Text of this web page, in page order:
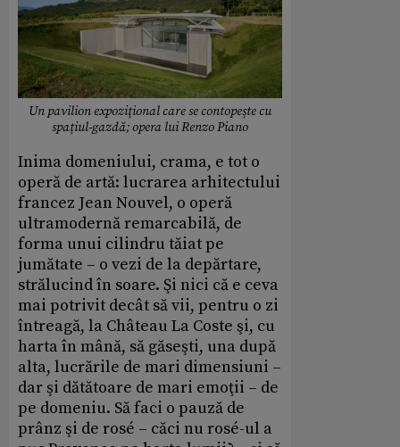
Un pavilion expoziţional care se contopeşte cu
spaţiul-gazdă; opera lui Renzo Piano
Inima domeniului, crama, e tot o
operă de artă: lucrarea arhitectului
francez Jean Nouvel, o operă
ultramodernă remarcabilă, de
forma unui cilindru tăiat pe
jumătate – o vezi de la depărtare,
strălucind în soare. Şi nici că e ceva
mai potrivit decât să vii, pentru o zi
întreagă, la Château La Coste şi, cu
harta în mână, să găseşti, una după
alta, lucrările de mari dimensiuni –
dar şi dătătoare de mari emoţii – de
pe domeniu. Să faci o pauză de
prânz şi de rosé – căci nu rosé-ul a